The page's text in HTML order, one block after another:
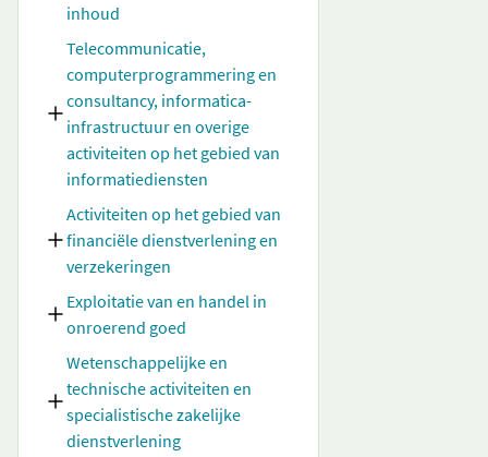
inhoud
Telecommunicatie,
computerprogrammering en
consultancy, informatica-
infrastructuur en overige
activiteiten op het gebied van
informatiediensten
Activiteiten op het gebied van
financiële dienstverlening en
verzekeringen
Exploitatie van en handel in
onroerend goed
Wetenschappelijke en
technische activiteiten en
specialistische zakelijke
dienstverlening